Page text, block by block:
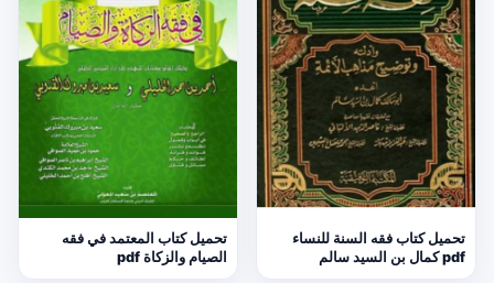
تحميل كتاب فقه السنة للنساء
pdf كمال بن السيد سالم
تحميل كتاب المعتمد في فقه
الصيام والزكاة pdf